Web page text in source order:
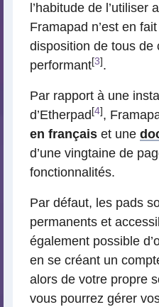
l’habitude de
Framapad n’est en
disposition de tous de
performant[3] .
Par rapport à une
d’Etherpad [4] ,
en français et une
d’une vingtaine de
fonctionnalités.
Par défaut, les pads
permanents et
également possible
en se créant un
alors de votre propre
vous pourrez gérer